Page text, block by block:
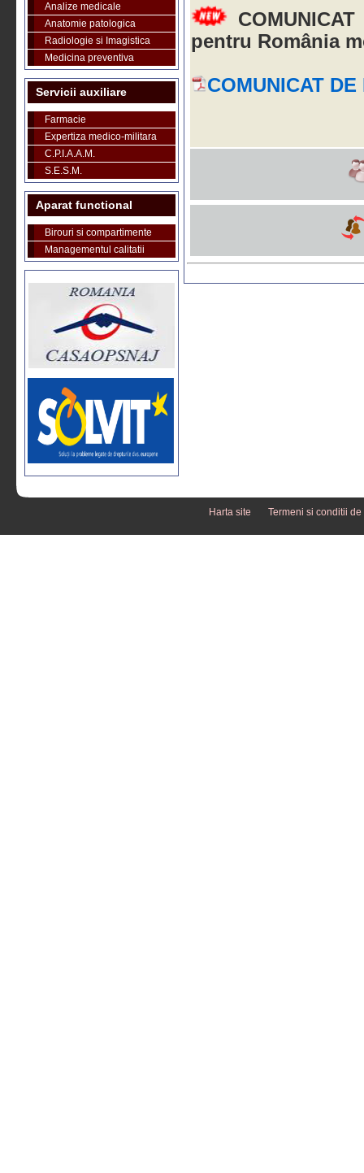
Analize medicale
Anatomie patologica
Radiologie si Imagistica
Medicina preventiva
Servicii auxiliare
Farmacie
Expertiza medico-militara
C.P.I.A.A.M.
S.E.S.M.
Aparat functional
Birouri si compartimente
Managementul calitatii
pentru România
COMUNICAT
Harta site Termeni si conditii